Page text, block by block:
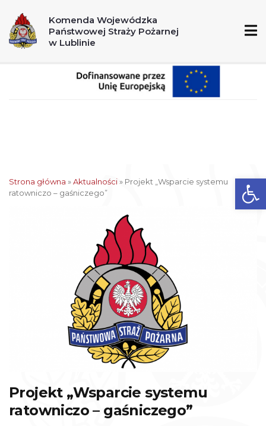
998
Komenda Wojewódzka
Państwowej Straży Pożarnej
w Lublinie
Strona główna »Aktualności» Projekt „Wsparcie systemu
ratowniczo – gaśniczego”
Projekt „Wsparcie systemu
ratowniczo – gaśniczego”